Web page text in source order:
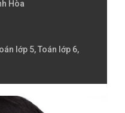
Hòa
lớp 5, Toán lớp 6,